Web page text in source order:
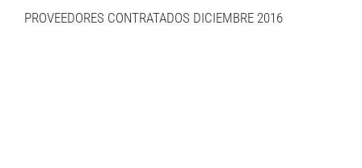
PROVEEDORES CONTRATADOS DICIEMBRE 2016